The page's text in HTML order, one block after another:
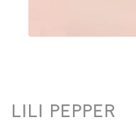
LILI PEPPER